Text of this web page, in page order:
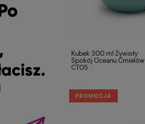
Kubek 300 ml Żywioły
Spokój Oceanu Ćmielów
CT05
PROMOCJA